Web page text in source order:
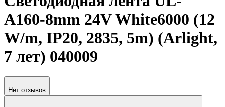
A160-8mm 24V White6000 (12
W/m, IP20, 2835, 5m) (Arlight,
7 лет) 040009
Нет отзывов